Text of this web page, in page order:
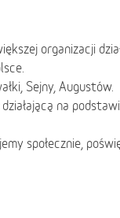
organizacji
Sejny, Augustów.
na
społecznie,